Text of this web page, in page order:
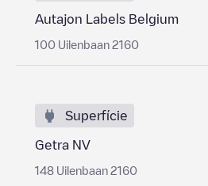
Autajon Labels Belgium
100 Uilenbaan 2160
Superfície
Getra NV
148 Uilenbaan 2160